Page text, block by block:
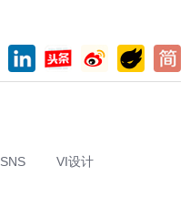
SNS VI设计